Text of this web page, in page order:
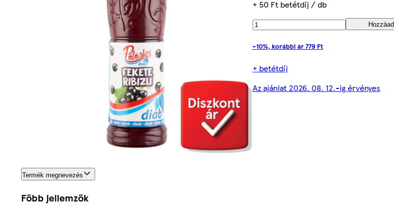
+ 50 Ft betétdíj / db
Hozzáad
-10%, korábbi ár 779 Ft
+ betétdíj
Az ajánlat 2026. 08. 12.-ig érvényes
Termék megnevezés
Főbb jellemzők